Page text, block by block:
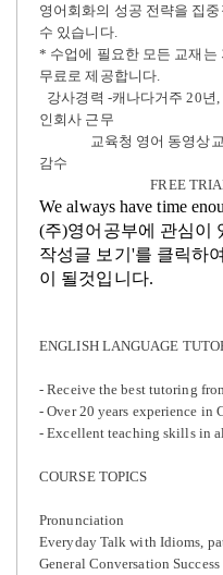
영어회화의 성공 전략을 집
수 있습니다.
* 수업에 필요한 모든 교재
무료로 제공합니다.
강사경력 -캐나다거주 20년
인회사 근무
교육청 영어 동영상
감수
FREE
We always have time
(주)영어공부에 관심이
작성글 보기'를 클릭하
이 될것입니다.
ENGLISH LANGUAGE
- Receive the best tutoring
- Over 20 years experience in
- Excellent teaching skills in
COURSE TOPICS
Pronunciation
Everyday Talk with Idioms,
General Conversation Success